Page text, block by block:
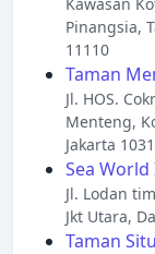
Pinangsia,
11110
Taman
Jl. HOS.
Menteng,
Jakarta
Sea
Jl. Lodan
Jkt Utara,
Taman